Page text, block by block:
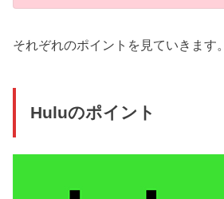
それぞれのポイントを見ていきます。
Huluのポイント